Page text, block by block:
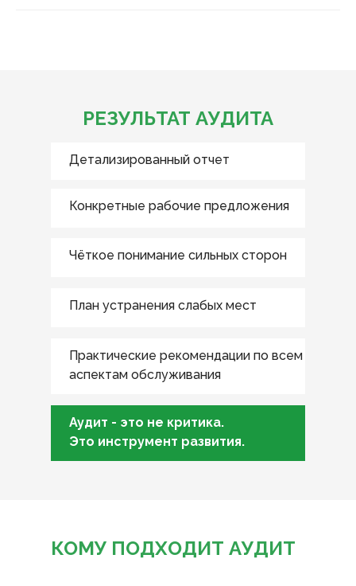
РЕЗУЛЬТАТ АУДИТА
Детализированный отчет
Конкретные рабочие предложения
План устранения слабых мест
Чёткое понимание сильных сторон
Аудит - это не критика.
Это инструмент развития.
Практические рекомендации по всем
аспектам обслуживания
КОМУ ПОДХОДИТ АУДИТ